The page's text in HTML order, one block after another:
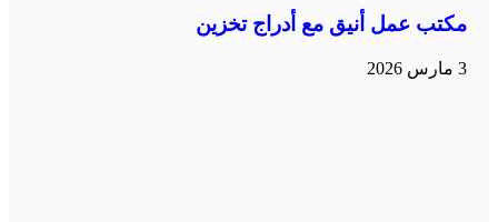
مكتب عمل أنيق مع أدراج تخزين
3 مارس 2026